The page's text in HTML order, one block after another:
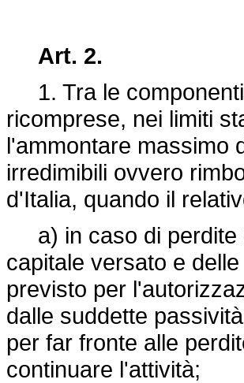
Art. 2.
1. Tra le componenti
ricomprese, nei limiti
l'ammontare massimo
irredimibili ovvero
d'Italia, quando il
a) in caso di perdite
capitale versato e
previsto per
dalle suddette
per far fronte alle
continuare l'attività;